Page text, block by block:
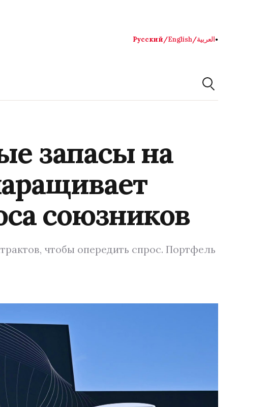
Русский/English/العربية●
запасы на
союзников
чтобы опередить спрос. Портфель